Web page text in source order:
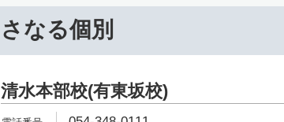
さなる個別
清水本部校(有東坂校)